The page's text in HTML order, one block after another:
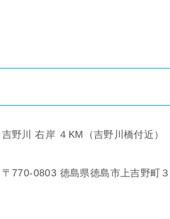
吉野川 右岸 ４KM（吉野川橋付近）
〒770-0803 徳島県徳島市上吉野町